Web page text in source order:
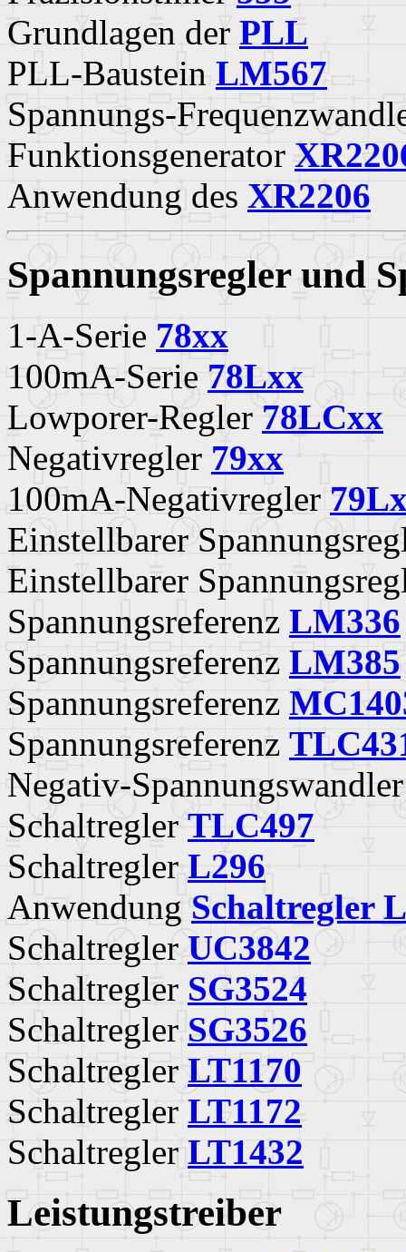
Grundlagen der PLL
PLL-Baustein LM567
Spannungs-
Funktionsgenerator
Anwendung des XR2206
Spannungsregler und
1-A-Serie 78xx
100mA-Serie 78Lxx
Lowporer-Regler 78LCxx
Negativregler 79xx
100mA-Negativregler
Einstellbarer
Einstellbarer
Spannungsreferenz LM336
Spannungsreferenz LM385
Spannungsreferenz
Spannungsreferenz
Negativ-
Schaltregler TLC497
Schaltregler L296
Anwendung Schaltregler
Schaltregler UC3842
Schaltregler SG3524
Schaltregler SG3526
Schaltregler LT1170
Schaltregler LT1172
Schaltregler LT1432
Leistungstreiber